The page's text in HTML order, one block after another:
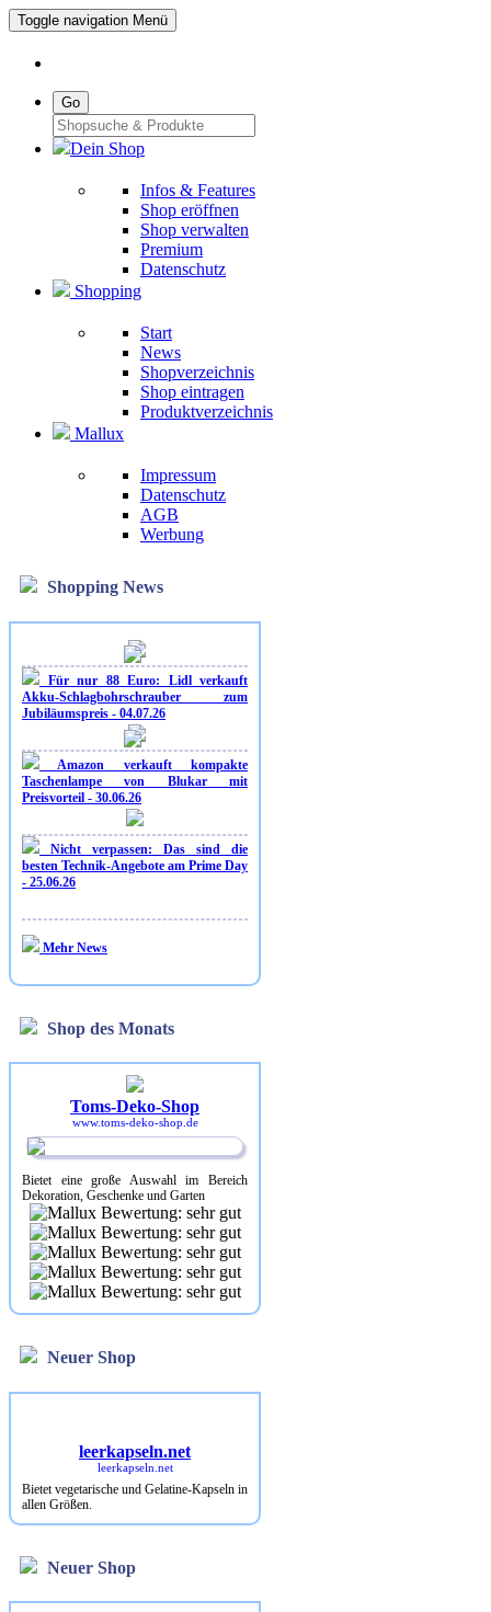
Toggle navigation Menü
Go
Dein Shop
Infos & Features
Shop eröffnen
Shop verwalten
Premium
Datenschutz
Shopping
Start
News
Shopverzeichnis
Shop eintragen
Produktverzeichnis
Mallux
Impressum
Datenschutz
AGB
Werbung
Shopping News
Für nur 88 Euro: Lidl verkauft
Akku-Schlagbohrschrauber zum
Jubiläumspreis - 04.07.26
Amazon verkauft kompakte
Taschenlampe von Blukar mit
Preisvorteil - 30.06.26
Nicht verpassen: Das sind die
besten Technik-Angebote am Prime Day
- 25.06.26
Mehr News
Shop des Monats
Toms-Deko-Shop
www.toms-deko-shop.de
Bietet eine große Auswahl im Bereich
Dekoration, Geschenke und Garten
Neuer Shop
leerkapseln.net
Bietet vegetarische und Gelatine-Kapseln in
allen Größen.